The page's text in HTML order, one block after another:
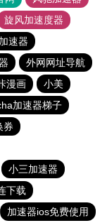
旋风加速度器
速器
外网网址导航
漫画
小美
加速器梯子
券
小三加速器
下载
加速器ios免费使用